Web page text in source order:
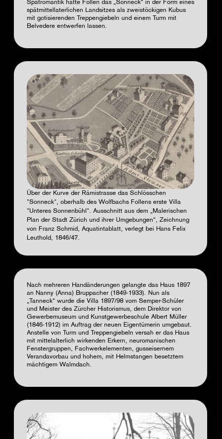
Spätromantik hatte Follen das „Sonneck“ in der Form eines
spätmittellaterlichen Landsitzes als zweistöckigen Kubus
mit gotisierenden Treppengiebeln und einem Turm mit
Belvedere entwerfen lassen.
Über der Kurve der Rämistrasse das Schlösschen
"Sonneck", oberhalb des Wolfbachs Follens erste Villa
"Unteres Sonnenbühl". Ausschnitt aus dem „Malerischen
Plan der Stadt Zürich und ihrer Umgebungen“, Zeichnung
von Franz Schmid, Aquatintablatt, verlegt bei Hans Felix
Leuthold, 1846/47.
Nach mehreren Handänderungen gelangte das Haus 1897
an Nanny (Anna) Bruppacher (1849-1933). Nun als
„Tanneck“ wurde die Villa 1897/98 vom Semper-Schüler
und Meister des Zürcher Historismus, dem Direktor von
Gewerbemuseum und Kunstgewerbeschule Albert Müller
(1846-1912) im Auftrag der neuen Eigentümerin umgebaut.
Anstelle von Turm und Treppengiebeln versah er das Haus
mit mittelalterlich wirkenden Erkern, neuromanischen
Fenstergruppen, Fachwerkelementen, gusseisernem
Verandavorbau und hohem, mit Helmstangen besetztem
mächtigem Walmdach.